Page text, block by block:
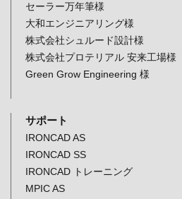
セーラー万年筆様
大和エンジニアリング様
株式会社シュルード設計様
株式会社プロテリアル 安来工場様
Green Grow Engineering 様
サポート
IRONCAD AS
IRONCAD SS
IRONCAD トレーニング
MPIC AS